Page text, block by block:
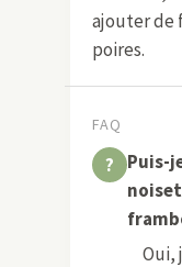
ajouter de
poires.
FAQ
Puis-
Oui,